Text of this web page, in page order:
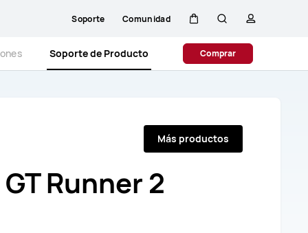
Soporte Comunidad
Soporte de Producto Comprar
Runner 2
Más productos